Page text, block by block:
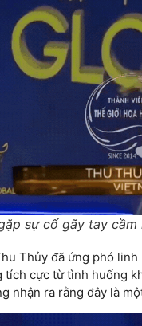
sự cố gãy tay
Thủy đã ứng phó
tích cực từ tình huống
nhận ra rằng đây là